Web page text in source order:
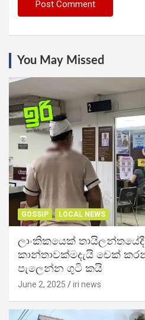
You May Missed
GOSSIP LOCAL NEWS
ලාංකිකයෙක්
කාන්තාවක්මදැයි චෙක්
පැලෙන්න ගුටි කයි
June 2, 2025 iri news